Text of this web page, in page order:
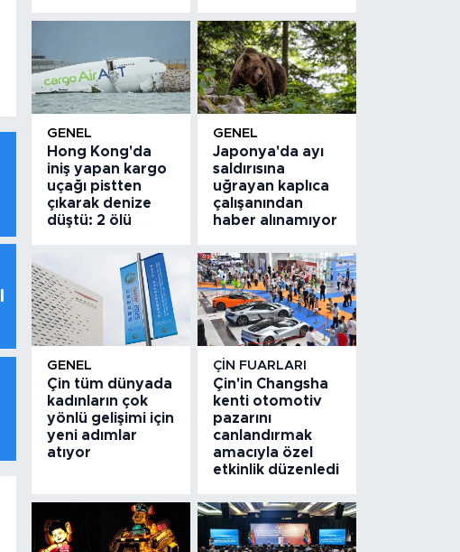
GENEL
Hong Kong'da
iniş yapan kargo
uçağı pistten
çıkarak denize
düştü: 2 ölü
GENEL
Japonya'da ayı
saldırısına
uğrayan kaplıca
çalışanından
haber alınamıyor
GENEL
Çin tüm dünyada
kadınların çok
yönlü gelişimi için
yeni adımlar
atıyor
ÇIN FUARLARI
Çin'in Changsha
kenti otomotiv
pazarını
canlandırmak
amacıyla özel
etkinlik düzenledi